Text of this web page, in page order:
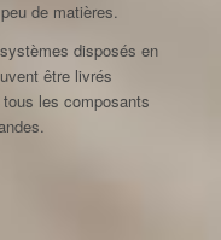
de matières.
disposés en
être livrés
les composants